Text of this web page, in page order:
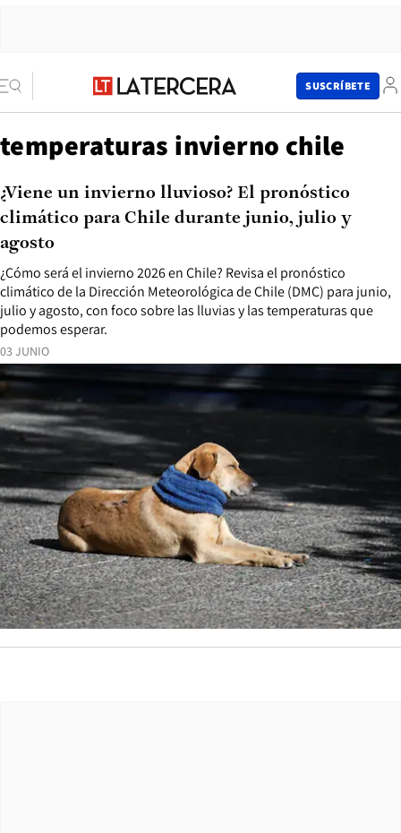
SUSCRÍBETE
temperaturas invierno chile
03 JUNIO
¿Cómo será el invierno 2026 en Chile? Revisa el pronóstico
climático de la Dirección Meteorológica de Chile (DMC) para junio,
julio y agosto, con foco sobre las lluvias y las temperaturas que
podemos esperar.
¿Viene un invierno lluvioso? El pronóstico
climático para Chile durante junio, julio y
agosto